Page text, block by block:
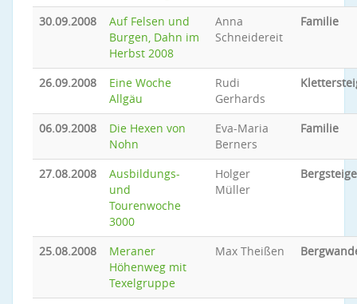
30.09.2008
Auf Felsen und
Burgen, Dahn im
Herbst 2008
Anna
Schneidereit
Familie
26.09.2008
Eine Woche
Allgäu
Rudi
Gerhards
06.09.2008
Die Hexen von
Nohn
Eva-Maria
Berners
Familie
27.08.2008
Ausbildungs-
und
Tourenwoche
3000
Holger
Müller
25.08.2008
Meraner
Höhenweg mit
Texelgruppe
Max Theißen